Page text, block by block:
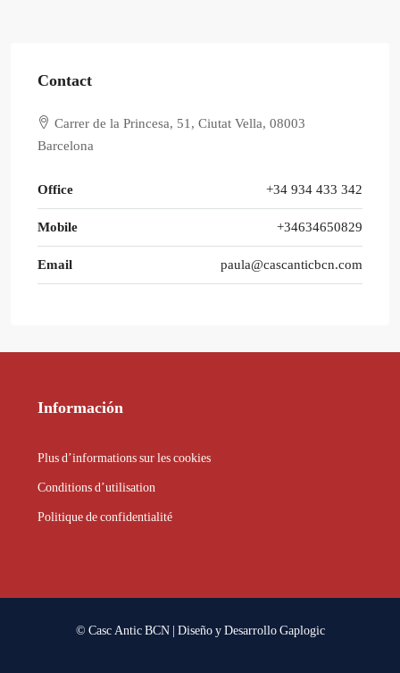
Contact
Carrer de la Princesa, 51, Ciutat Vella, 08003
Barcelona
Office +34 934 433 342
Mobile +34634650829
Email paula@cascanticbcn.com
Información
Plus d’informations sur les cookies
Conditions d’utilisation
Politique de confidentialité
© Casc Antic BCN | Diseño y DesarrolloGaplogic